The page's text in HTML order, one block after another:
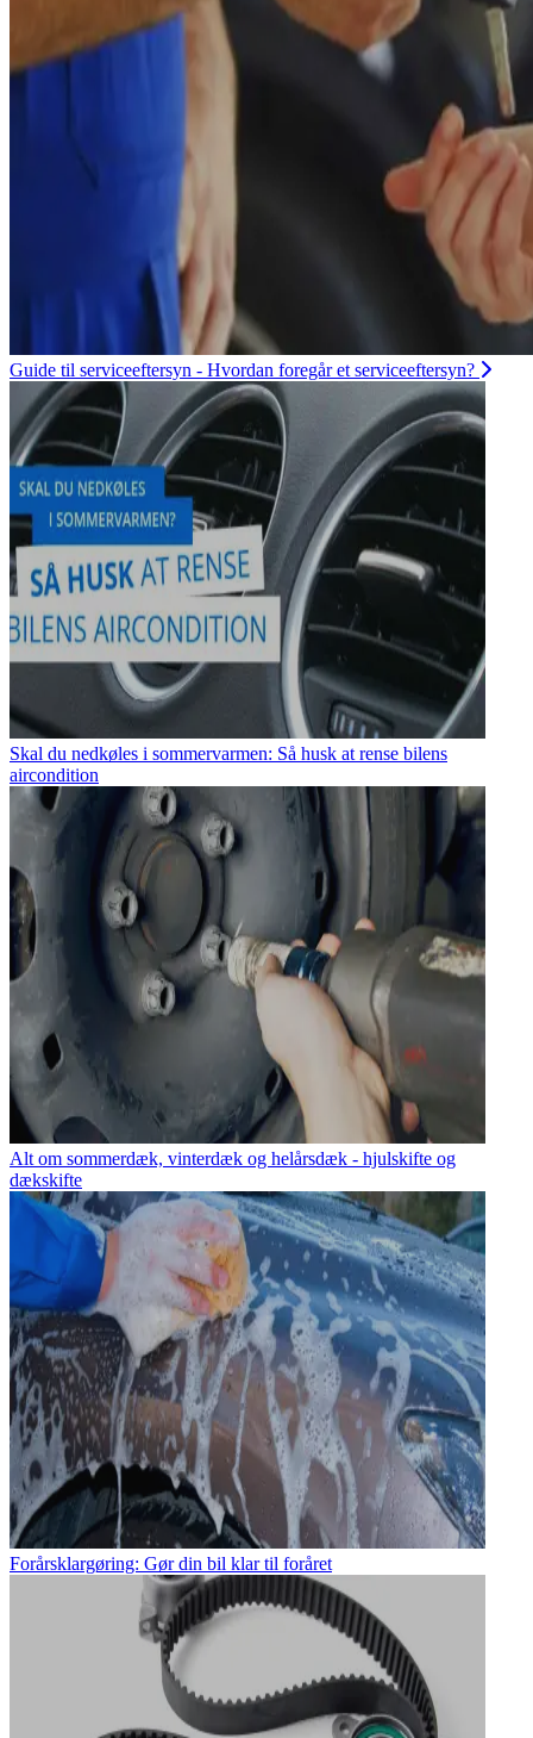
Guide til serviceeftersyn - Hvordan foregår et serviceeftersyn?
Skal du nedkøles i sommervarmen: Så husk at rense bilens
aircondition
Alt om sommerdæk, vinterdæk og helårsdæk - hjulskifte og
dækskifte
Forårsklargøring: Gør din bil klar til foråret